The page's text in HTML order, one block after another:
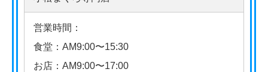
営業時間：
食堂：AM9:00〜15:30
お店：AM9:00〜17:00